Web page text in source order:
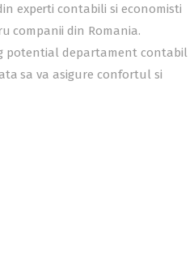
experti contabili si economisti
companii din Romania.
potential departament contabil
sa va asigure confortul si